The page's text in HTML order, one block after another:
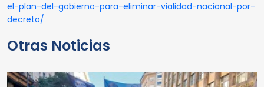
el-plan-del-gobierno-para-eliminar-vialidad-nacional-por-
decreto/
Otras Noticias